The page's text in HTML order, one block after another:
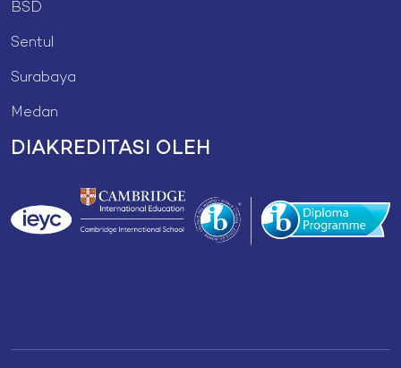
BSD
Sentul
Surabaya
Medan
DIAKREDITASI OLEH